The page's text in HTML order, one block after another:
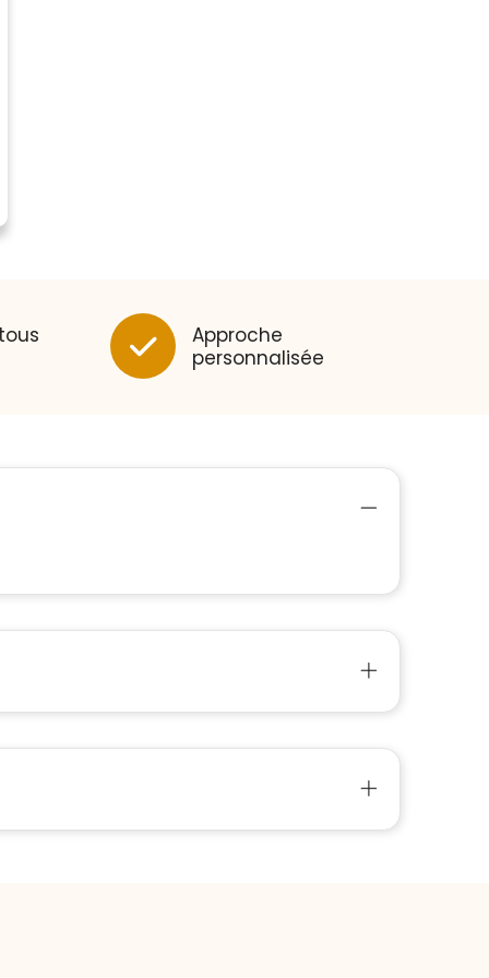
Approche
personnalisée